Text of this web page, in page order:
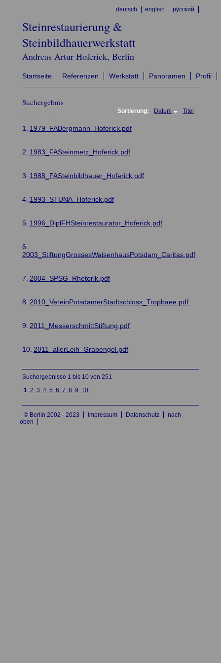
deutsch english ру́сский
Steinrestaurierung &
Steinbildhauerwerkstatt
Andreas Artur Hoferick, Berlin
Startseite Referenzen Werkstatt Panoramen Profil
Suchergebnis
Sortierung: Datum Titel
1. 1979_FABergmann_Hoferick.pdf
2. 1983_FASteinmetz_Hoferick.pdf
3. 1988_FASteinbildhauer_Hoferick.pdf
4. 1993_STUNA_Hoferick.pdf
5. 1996_DiplFHSteinrestaurator_Hoferick.pdf
6.
2003_StiftungGrossesWaisenhausPotsdam_Caritas.pdf
7. 2004_SPSG_Rhetorik.pdf
8. 2010_VereinPotsdamerStadtschloss_Trophaee.pdf
9. 2011_MesserschmittStiftung.pdf
10. 2011_allerLeih_Grabengel.pdf
Suchergebnisse 1 bis 10 von 251
1 2 3 4 5 6 7 8 9 10
© Berlin 2002 - 2023 Impressum Datenschutz
nach
oben